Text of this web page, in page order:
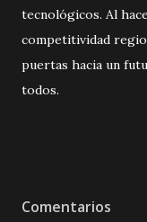
tecnológicos. Al
competitividad
puertas hacia un
todos.
Comentarios